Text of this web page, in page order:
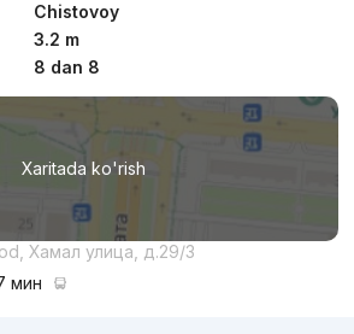
Chistovoy
3.2 m
8 dan 8
Xaritada ko'rish
Хамал улица, д.29/3
мин